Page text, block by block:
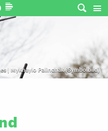
| Mykhaylo Palinchak (Symbolbild)